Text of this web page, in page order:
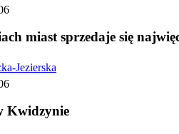
miast sprzedaje się
Jezierska
Kwidzynie